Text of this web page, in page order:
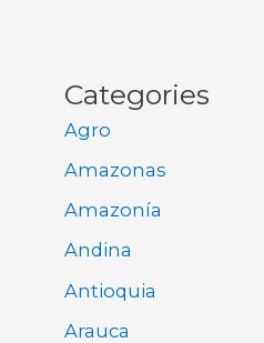
Categories
Agro
Amazonas
Amazonía
Andina
Antioquia
Arauca